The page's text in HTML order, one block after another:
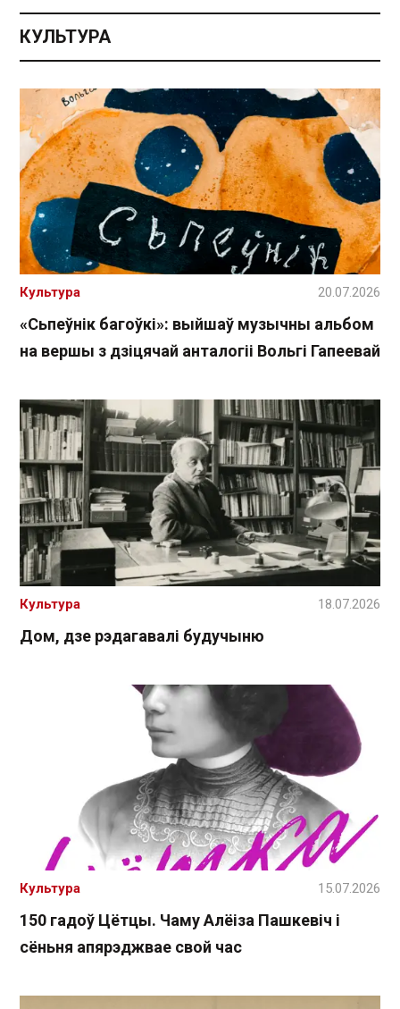
КУЛЬТУРА
«Сьпеўнік багоўкі»: выйшаў музычны альбом
на вершы з дзіцячай анталогіі Вольгі Гапеевай
Культура 20.07.2026
Дом, дзе рэдагавалі будучыню
Культура 18.07.2026
150 гадоў Цётцы. Чаму Алёіза Пашкевіч і
сёньня апярэджвае свой час
Культура 15.07.2026